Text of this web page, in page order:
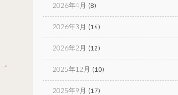
→
2026年4月 (8)
2026年3月 (14)
2026年2月 (12)
2025年12月 (10)
2025年9月 (17)